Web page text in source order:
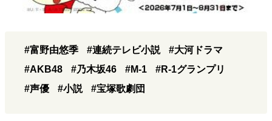
#富野由悠季 #連続テレビ小説
#大河ドラマ
#AKB48
#乃木坂46 #M-1
#R-1グランプリ
#声優
#小説 #宝塚歌劇団